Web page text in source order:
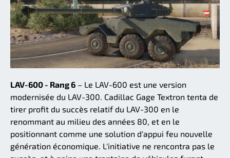
LAV-600 - Rang 6 – Le LAV-600 est une version
modernisée du LAV-300. Cadillac Gage Textron tenta de
tirer profit du succès relatif du LAV-300 en le
renommant au milieu des années 80, et en le
positionnant comme une solution d'appui feu nouvelle
génération économique. L'initiative ne rencontra pas le